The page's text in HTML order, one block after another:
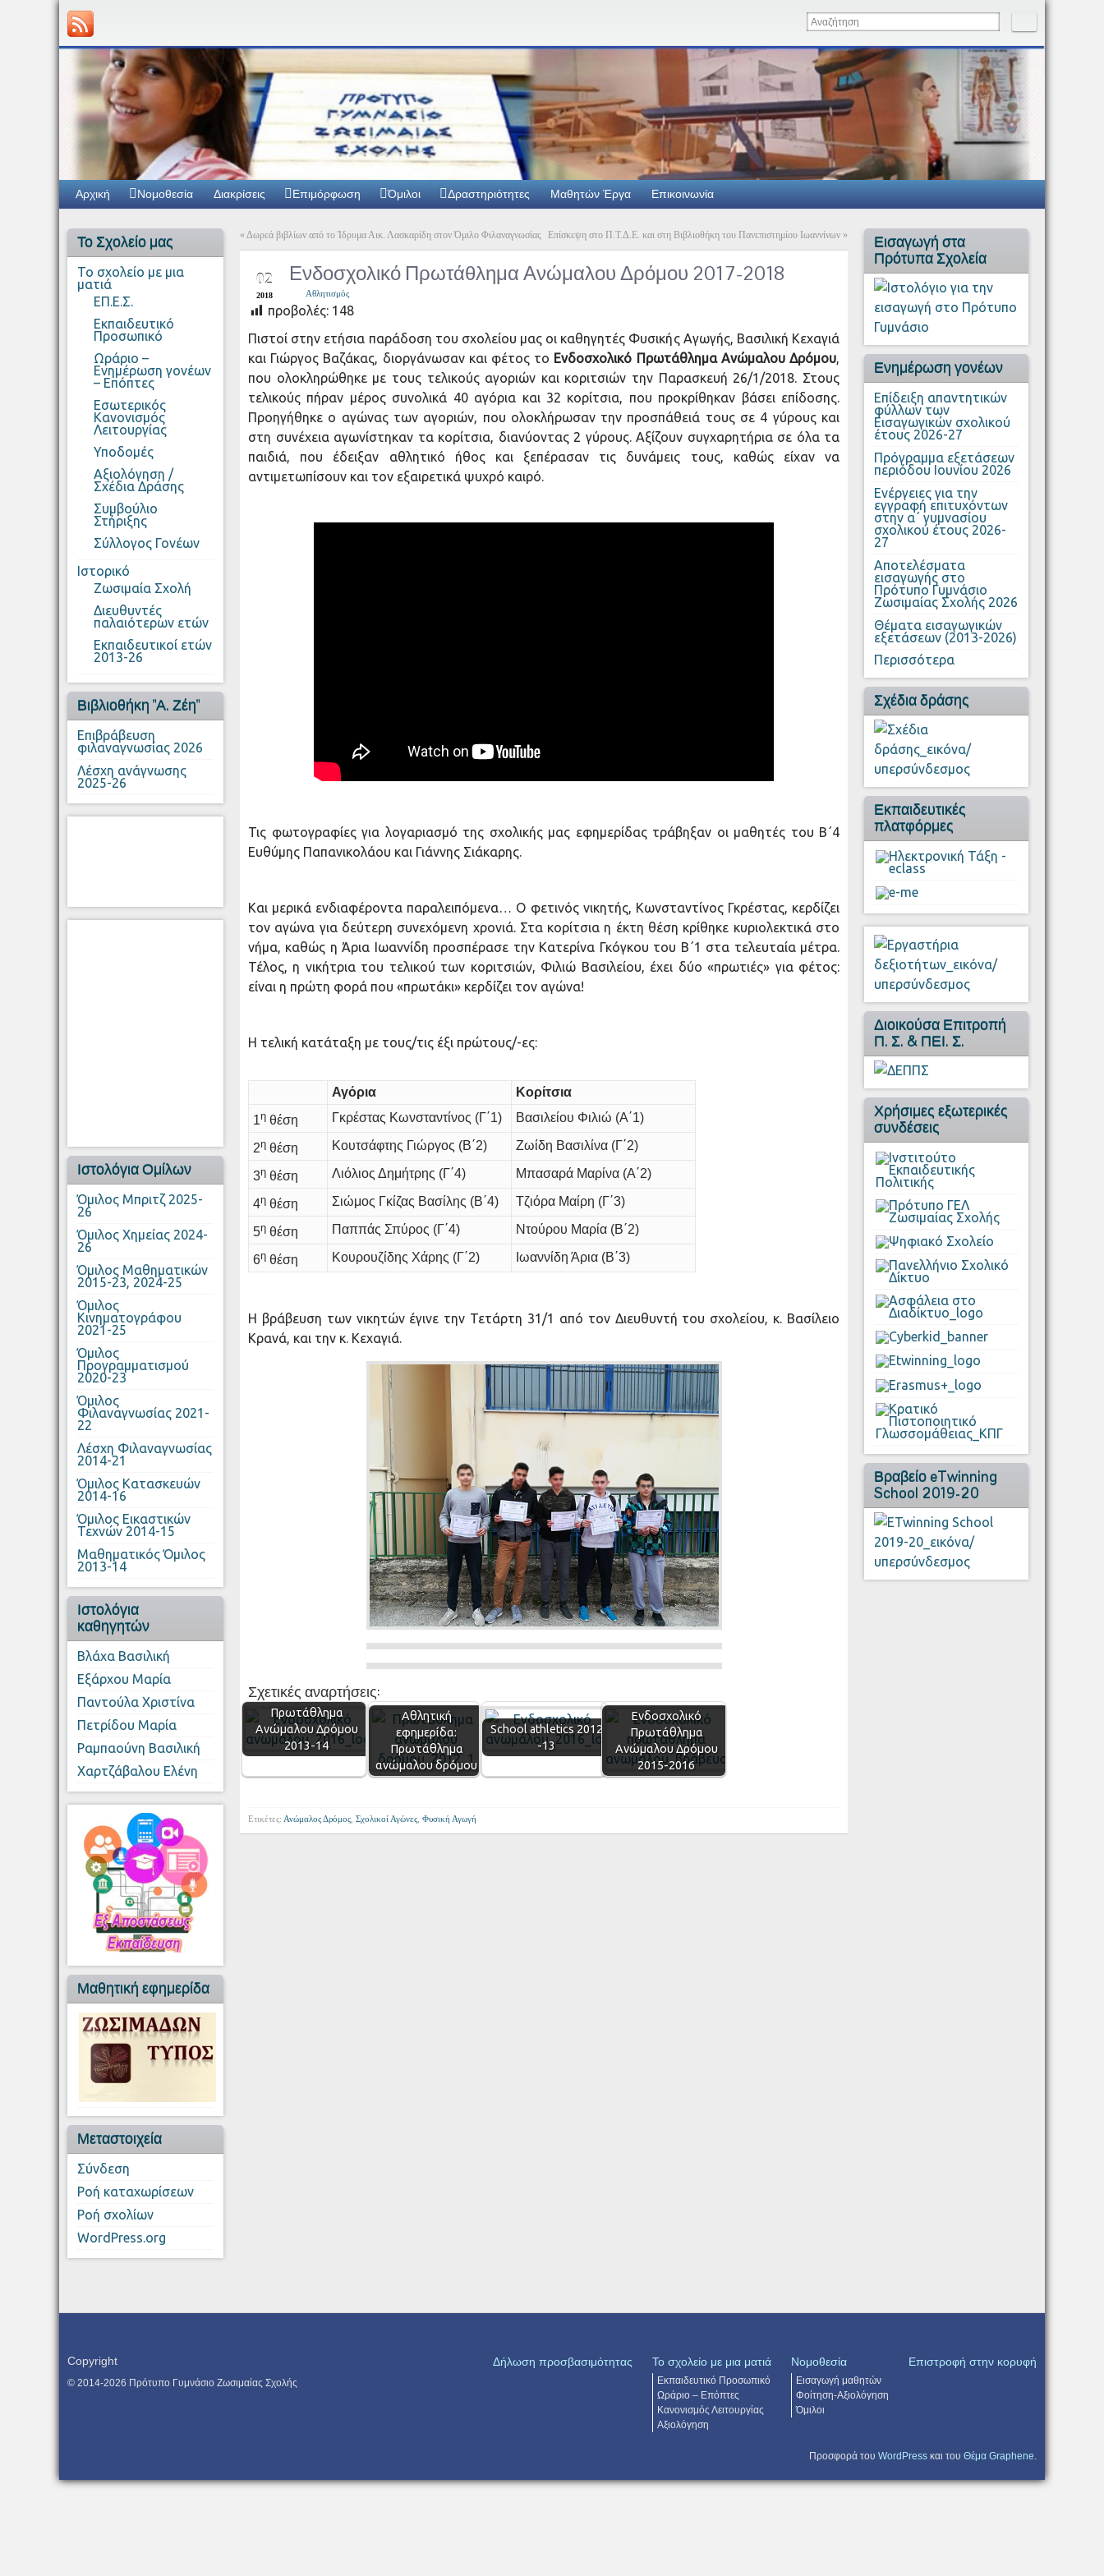
Αρχική Νομοθεσία Διακρίσεις Επιμόρφωση Όμιλοι Δραστηριότητες Μαθητών Έργα Επικοινωνία
Το Σχολείο μας
Το σχολείο με μια
ματιά
ΕΠ.Ε.Σ.
Εκπαιδευτικό
Προσωπικό
Ωράριο –
Ενημέρωση γονέων
– Επόπτες
Εσωτερικός
Κανονισμός
Λειτουργίας
Υποδομές
Αξιολόγηση /
Σχέδια Δράσης
Συμβούλιο
Στήριξης
Σύλλογος Γονέων
Ιστορικό
Ζωσιμαία Σχολή
Διευθυντές
παλαιότερων ετών
Εκπαιδευτικοί ετών
2013-26
Βιβλιοθήκη "Α. Ζέη"
Επιβράβευση
φιλαναγνωσίας 2026
Λέσχη ανάγνωσης
2025-26
Ιστολόγια Ομίλων
Όμιλος Μπριτζ 2025-
26
Όμιλος Χημείας 2024-
26
Όμιλος Μαθηματικών
2015-23, 2024-25
Όμιλος
Κινηματογράφου
2021-25
Όμιλος
Προγραμματισμού
2020-23
Όμιλος
Φιλαναγνωσίας 2021-
22
Λέσχη Φιλαναγνωσίας
2014-21
Όμιλος Κατασκευών
2014-16
Όμιλος Εικαστικών
Τεχνών 2014-15
Μαθηματικός Όμιλος
2013-14
Ιστολόγια
καθηγητών
Βλάχα Βασιλική
Εξάρχου Μαρία
Παντούλα Χριστίνα
Πετρίδου Μαρία
Ραμπαούνη Βασιλική
Χαρτζάβαλου Ελένη
Μαθητική εφημερίδα
Μεταστοιχεία
Σύνδεση
Ροή καταχωρίσεων
Ροή σχολίων
WordPress.org
« Δωρεά βιβλίων από το Ίδρυμα Αικ. Λασκαρίδη στον Όμιλο Φιλαναγνωσίας Επίσκεψη στο Π.Τ.Δ.Ε. και στη Βιβλιοθήκη του Πανεπιστημίου Ιωαννίνων »
02
2018
Ενδοσχολικό Πρωτάθλημα Ανώμαλου Δρόμου 2017-2018
Αθλητισμός
προβολές: 148
Πιστοί στην ετήσια παράδοση του σχολείου μας οι καθηγητές Φυσικής Αγωγής, Βασιλική Κεχαγιά
και Γιώργος Βαζάκας, διοργάνωσαν και φέτος το Ενδοσχολικό Πρωτάθλημα Ανώμαλου Δρόμου,
που ολοκληρώθηκε με τους τελικούς αγοριών και κοριτσιών την Παρασκευή 26/1/2018. Στους
τελικούς πήραν μέρος συνολικά 40 αγόρια και 32 κορίτσια, που προκρίθηκαν βάσει επίδοσης.
Προηγήθηκε ο αγώνας των αγοριών, που ολοκλήρωσαν την προσπάθειά τους σε 4 γύρους και
στη συνέχεια αγωνίστηκαν τα κορίτσια, διανύοντας 2 γύρους. Αξίζουν συγχαρητήρια σε όλα τα
παιδιά, που έδειξαν αθλητικό ήθος και ξεπέρασαν τις δυνάμεις τους, καθώς είχαν να
αντιμετωπίσουν και τον εξαιρετικά ψυχρό καιρό.
Τις φωτογραφίες για λογαριασμό της σχολικής μας εφημερίδας τράβηξαν οι μαθητές του Β΄4
Ευθύμης Παπανικολάου και Γιάννης Σιάκαρης.
Και μερικά ενδιαφέροντα παραλειπόμενα… Ο φετινός νικητής, Κωνσταντίνος Γκρέστας, κερδίζει
τον αγώνα για δεύτερη συνεχόμενη χρονιά. Στα κορίτσια η έκτη θέση κρίθηκε κυριολεκτικά στο
νήμα, καθώς η Άρια Ιωαννίδη προσπέρασε την Κατερίνα Γκόγκου του Β΄1 στα τελευταία μέτρα.
Τέλος, η νικήτρια του τελικού των κοριτσιών, Φιλιώ Βασιλείου, έχει δύο «πρωτιές» για φέτος:
είναι η πρώτη φορά που «πρωτάκι» κερδίζει τον αγώνα!
Η τελική κατάταξη με τους/τις έξι πρώτους/-ες:
Αγόρια Κορίτσια
1η θέση Γκρέστας Κωνσταντίνος (Γ΄1) Βασιλείου Φιλιώ (Α΄1)
2η θέση Κουτσάφτης Γιώργος (Β΄2) Ζωίδη Βασιλίνα (Γ΄2)
3η θέση Λιόλιος Δημήτρης (Γ΄4) Μπασαρά Μαρίνα (Α΄2)
4η θέση Σιώμος Γκίζας Βασίλης (Β΄4) Τζιόρα Μαίρη (Γ΄3)
5η θέση Παππάς Σπύρος (Γ΄4) Ντούρου Μαρία (Β΄2)
6η θέση Κουρουζίδης Χάρης (Γ΄2) Ιωαννίδη Άρια (Β΄3)
Η βράβευση των νικητών έγινε την Τετάρτη 31/1 από τον Διευθυντή του σχολείου, κ. Βασίλειο
Κρανά, και την κ. Κεχαγιά.
Σχετικές αναρτήσεις:
Ενδοσχολικό
Πρωτάθλημα
Ανώμαλου Δρόμου
2013-14
Αθλητική
εφημερίδα:
Πρωτάθλημα
ανώμαλου δρόμου
School athletics 2012
-13
Ενδοσχολικό
Πρωτάθλημα
Ανώμαλου Δρόμου
2015-2016
Ετικέτες: Ανώμαλος Δρόμος Σχολικοί Αγώνες Φυσική Αγωγή
Εισαγωγή στα
Πρότυπα Σχολεία
Ενημέρωση γονέων
Επίδειξη απαντητικών
φύλλων των
Εισαγωγικών σχολικού
έτους 2026-27
Πρόγραμμα εξετάσεων
περιόδου Ιουνίου 2026
Ενέργειες για την
εγγραφή επιτυχόντων
στην α΄ γυμνασίου
σχολικού έτους 2026-
27
Αποτελέσματα
εισαγωγής στο
Πρότυπο Γυμνάσιο
Ζωσιμαίας Σχολής 2026
Θέματα εισαγωγικών
εξετάσεων (2013-2026)
Περισσότερα
Σχέδια δράσης
Εκπαιδευτικές
πλατφόρμες
Διοικούσα Επιτροπή
Π. Σ. & ΠΕΙ. Σ.
Χρήσιμες εξωτερικές
συνδέσεις
Βραβείο eTwinning
School 2019-20
Copyright
© 2014-2026 Πρότυπο Γυμνάσιο Ζωσιμαίας Σχολής
Δήλωση προσβασιμότητας Το σχολείο με μια ματιά
Εκπαιδευτικό Προσωπικό
Ωράριο – Επόπτες
Κανονισμός Λειτουργίας
Αξιολόγηση
Νομοθεσία
Εισαγωγή μαθητών
Φοίτηση-Αξιολόγηση
Όμιλοι
Επιστροφή στην κορυφή
Προσφορά του WordPress και του Θέμα Graphene